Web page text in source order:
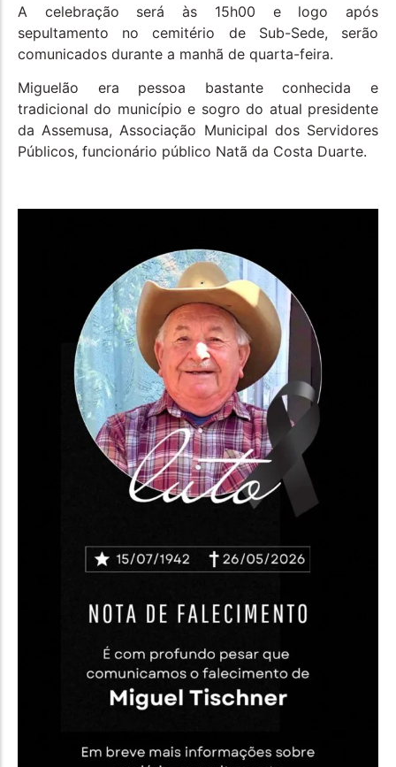
A celebração será às 15h00 e logo após
sepultamento no cemitério de Sub-Sede, serão
comunicados durante a manhã de quarta-feira.
Miguelão era pessoa bastante conhecida e
tradicional do município e sogro do atual presidente
da Assemusa, Associação Municipal dos Servidores
Públicos, funcionário público Natã da Costa Duarte.